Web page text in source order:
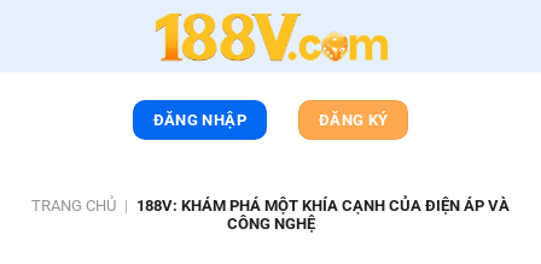
nội
ĐĂNG NHẬP ĐĂNG KÝ
TRANG CHỦ | 188V: KHÁM PHÁ MỘT KHÍA CẠNH CỦA ĐIỆN ÁP VÀ
CÔNG NGHỆ